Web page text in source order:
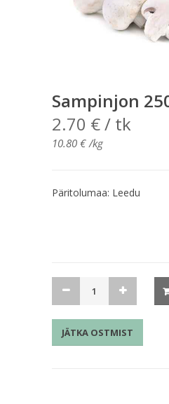
Sampinjon
2.70 €/ tk
10.80€ /kg
Päritolumaa: Leedu
kogus
JÄTKA OSTMIST